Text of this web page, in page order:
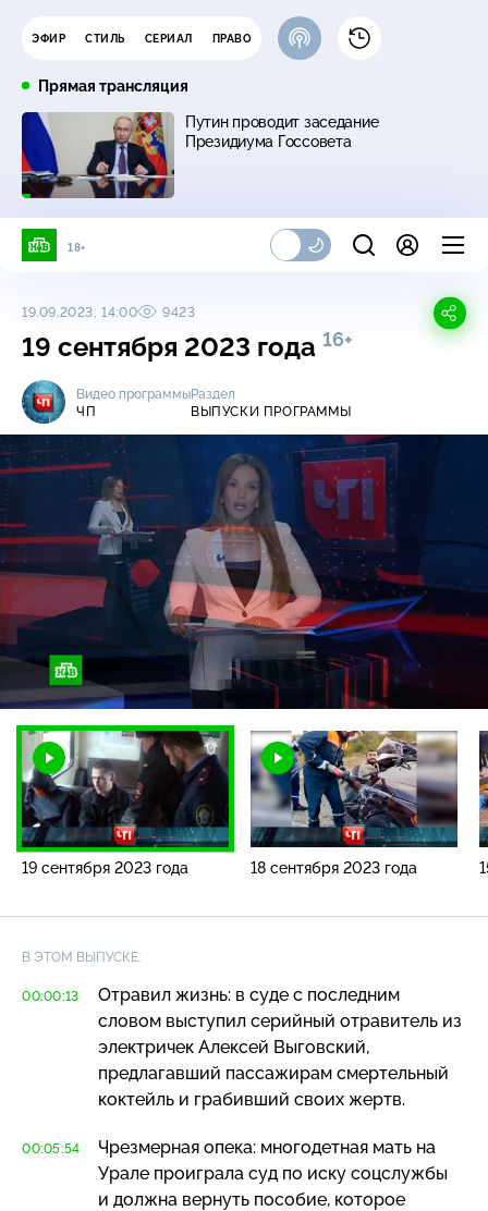
ЭФИР СТИЛЬ СЕРИАЛ ПРАВО
Прямая трансляция
Путин проводит заседание
Президиума Госсовета
18+
19.09.2023, 14:00 9423
19 сентября 2023 года 16+
Видео программы
ЧП
Раздел
ВЫПУСКИ ПРОГРАММЫ
/
Загрузка:
19 сентября 2023 года 18 сентября 2023 года
В ЭТОМ ВЫПУСКЕ:
00:00:13
Отравил жизнь: в суде с последним
словом выступил серийный отравитель из
электричек Алексей Выговский,
предлагавший пассажирам смертельный
коктейль и грабивший своих жертв.
00:05:54
Чрезмерная опека: многодетная мать на
Урале проиграла суд по иску соцслужбы
и должна вернуть пособие, которое